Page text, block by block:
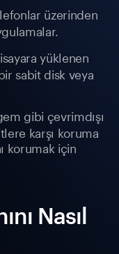
üzerinden
yüklenen
sabit disk veya
gibi çevrimdışı
karşı koruma
korumak için
Nasıl